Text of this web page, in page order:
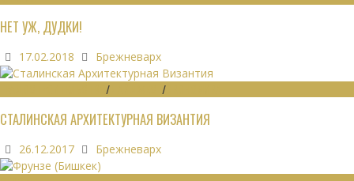
НЕТ УЖ, ДУДКИ!
17.02.2018 Брежневарх
/ /
СТАЛИНСКАЯ АРХИТЕКТУРНАЯ ВИЗАНТИЯ
26.12.2017 Брежневарх